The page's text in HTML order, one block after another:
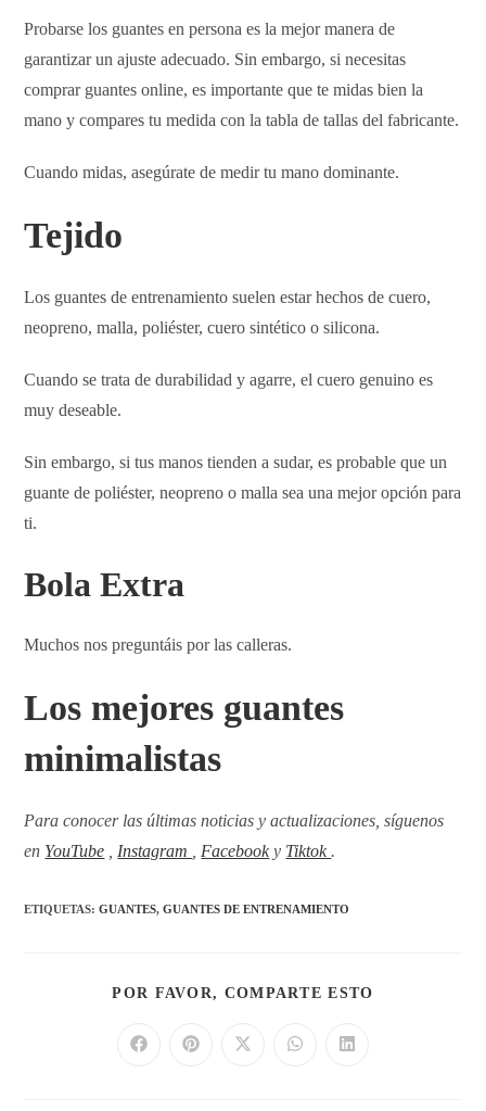
Probarse los guantes en persona es la mejor manera de
garantizar un ajuste adecuado. Sin embargo, si necesitas
comprar guantes online, es importante que te midas bien la
mano y compares tu medida con la tabla de tallas del fabricante.
Cuando midas, asegúrate de medir tu mano dominante.
Tejido
Los guantes de entrenamiento suelen estar hechos de cuero,
neopreno, malla, poliéster, cuero sintético o silicona.
Cuando se trata de durabilidad y agarre, el cuero genuino es
muy deseable.
Sin embargo, si tus manos tienden a sudar, es probable que un
guante de poliéster, neopreno o malla sea una mejor opción para
ti.
Bola Extra
Muchos nos preguntáis por las calleras.
Los mejores guantes
minimalistas
Para conocer las últimas noticias y actualizaciones, síguenos
en YouTube Instagram Facebooky Tiktok.
ETIQUETAS:GUANTES, GUANTES DE ENTRENAMIENTO
POR FAVOR, COMPARTE ESTO